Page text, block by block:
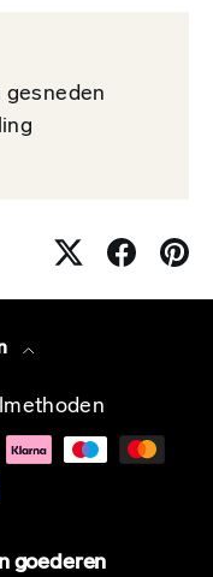
gesneden
goederen